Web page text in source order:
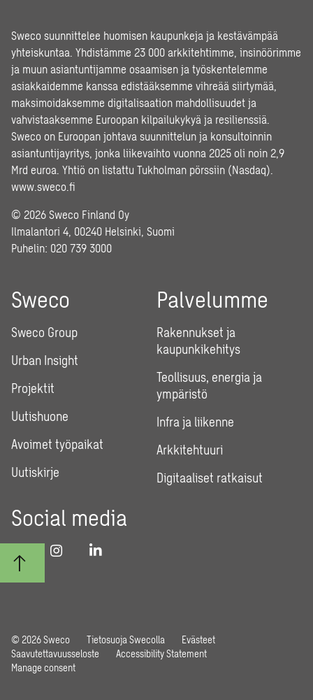
Sweco suunnittelee huomisen kaupunkeja ja kestävämpää
yhteiskuntaa. Yhdistämme 23 000 arkkitehtimme, insinöörimme
ja muun asiantuntijamme osaamisen ja työskentelemme
asiakkaidemme kanssa edistääksemme vihreää siirtymää,
maksimoidaksemme digitalisaation mahdollisuudet ja
vahvistaaksemme Euroopan kilpailukykyä ja resilienssiä.
Sweco on Euroopan johtava suunnittelun ja konsultoinnin
asiantuntijayritys, jonka liikevaihto vuonna 2025 oli noin 2,9
Mrd euroa. Yhtiö on listattu Tukholman pörssiin (Nasdaq).
www.sweco.fi
© 2026 Sweco Finland Oy
Ilmalantori 4, 00240 Helsinki, Suomi
Puhelin: 020 739 3000
Sweco
Sweco Group
Urban Insight
Projektit
Uutishuone
Avoimet työpaikat
Uutiskirje
Palvelumme
Rakennukset ja
kaupunkikehitys
Teollisuus, energia ja
ympäristö
Infra ja liikenne
Arkkitehtuuri
Digitaaliset ratkaisut
Social media
© 2026 Sweco Tietosuoja Swecolla
Evästeet
Saavutettavuusseloste
Accessibility Statement
Manage consent